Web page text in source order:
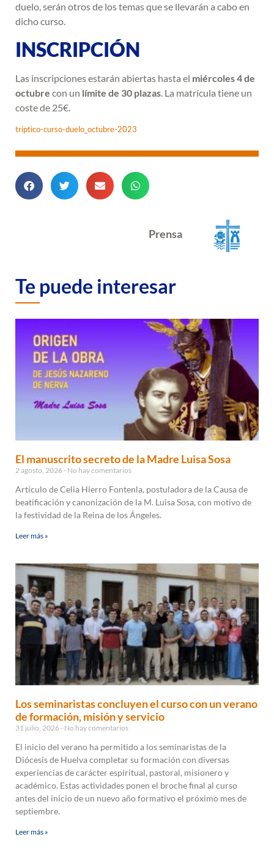
duelo, serán otros de los temas que se llevarán a cabo en
dicho curso.
INSCRIPCIÓN
Las inscripciones estarán abiertas hasta el miércoles 4 de
octubre con un límite de 30 plazas . La matrícula tiene un
coste de 25€.
triptico-curso-duelo_octubre-2023
Prensa
Te puede interesar
El manuscrito secreto de la Madre Luisa Sosa
2 agosto, 2026 No hay comentarios
Artículo de Celia Hierro Fontenla, postuladora de la Causa de
beatificación y canonización de la M. Luisa Sosa, con motivo de
la festividad de la Reina de los Ángeles.
Leer más »
Los seminaristas concluyen el curso con un verano
de formación, misión y servicio
31 julio, 2026 No hay comentarios
El inicio del verano ha permitido a los seminaristas de la
Diócesis de Huelva completar su formación con diversas
experiencias de carácter espiritual, pastoral, misionero y
académico. Estas actividades ponen el broche final al curso
antes del inicio de un nuevo año formativo el próximo mes de
septiembre.
Leer más »